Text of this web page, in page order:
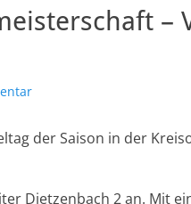
–
der Saison in der
Dietzenbach 2 an. Mit